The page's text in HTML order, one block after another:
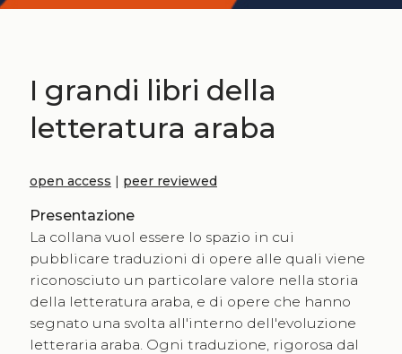
I grandi libri della
letteratura araba
open access | peer reviewed
Presentazione
La collana vuol essere lo spazio in cui
pubblicare traduzioni di opere alle quali viene
riconosciuto un particolare valore nella storia
della letteratura araba, e di opere che hanno
segnato una svolta all'interno dell'evoluzione
letteraria araba. Ogni traduzione, rigorosa dal